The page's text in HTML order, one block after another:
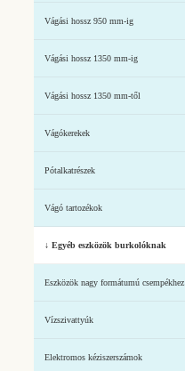
Vágási hossz 950 mm-ig
Vágási hossz 1350 mm-ig
Vágási hossz 1350 mm-től
Vágókerekek
Pótalkatrészek
Vágó tartozékok
↓ Egyéb eszközök burkolóknak
Eszközök nagy formátumú csempékhez
Vízszivattyúk
Elektromos kéziszerszámok